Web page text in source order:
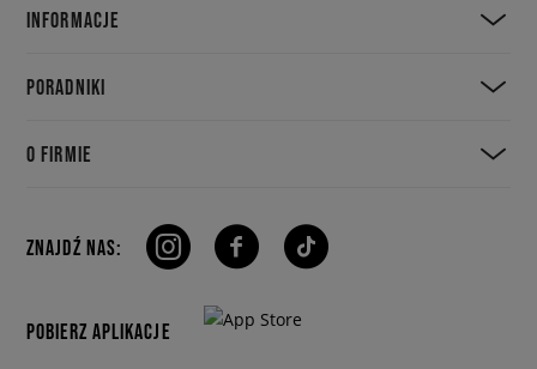
INFORMACJE
PORADNIKI
O FIRMIE
ZNAJDŹ NAS:
POBIERZ APLIKACJE